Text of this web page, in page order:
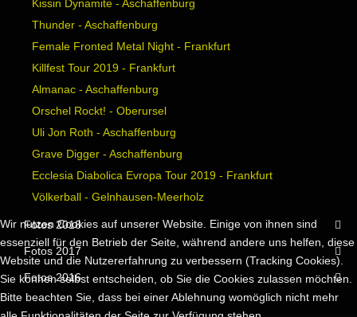
Kissin Dynamite - Aschaffenburg
Thunder - Aschaffenburg
Female Fronted Metal Night - Frankfurt
Killfest Tour 2019 - Frankfurt
Almanac - Aschaffenburg
Orschel Rockt! - Oberursel
Uli Jon Roth - Aschaffenburg
Grave Digger - Aschaffenburg
Ecclesia Diabolica Evropa Tour 2019 - Frankfurt
Völkerball - Gelnhausen-Meerholz
Fotos 2018
Fotos 2017
Fotos 2016
Wir nutzen Cookies auf unserer Website. Einige von ihnen sind
essenziell für den Betrieb der Seite, während andere uns helfen, diese
Website und die Nutzererfahrung zu verbessern (Tracking Cookies).
Sie können selbst entscheiden, ob Sie die Cookies zulassen möchten.
Bitte beachten Sie, dass bei einer Ablehnung womöglich nicht mehr